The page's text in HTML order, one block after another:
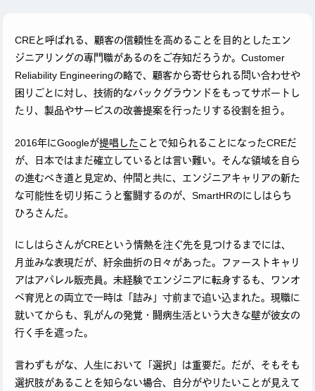
CREと呼ばれる、顧客の信頼性を高めることを目的としたエン
ジニアリングの専門職があるのをご存知だろうか。Customer
Reliability Engineeringの略で、顧客から寄せられる問い合わせや
困りごとに対し、技術的なバックグラウンドをもってサポートし
たり、製品やサービスの改善提案を行ったりする役割を担う。
2016年にGoogleが提唱したことで知られることになったCREだ
が、日本ではまだ確立しているとは言い難い。そんな領域を自ら
の進むべき道と見定め、仲間と共に、エンジニアキャリアの新た
な可能性を切り拓こうと奮闘するのが、SmartHRのにしはらち
ひろさんだ。
にしはらさんがCREという情熱を注ぐ先を見つけるまでには、
月並みな表現だが、紆余曲折の日々があった。ファーストキャリ
アはアパレル販売員。未経験でエンジニアに転身するも、ワンオ
ペ育児との両立で一時は「詰み」寸前まで追い込まれた。現職に
就いてからも、乳がんの発覚・闘病生活という大きな壁が彼女の
行く手を遮った。
言わずもがな、人生において「選択」は重要だ。だが、そもそも
選択肢があることを知らない場合、自分がやりたいことが見えて